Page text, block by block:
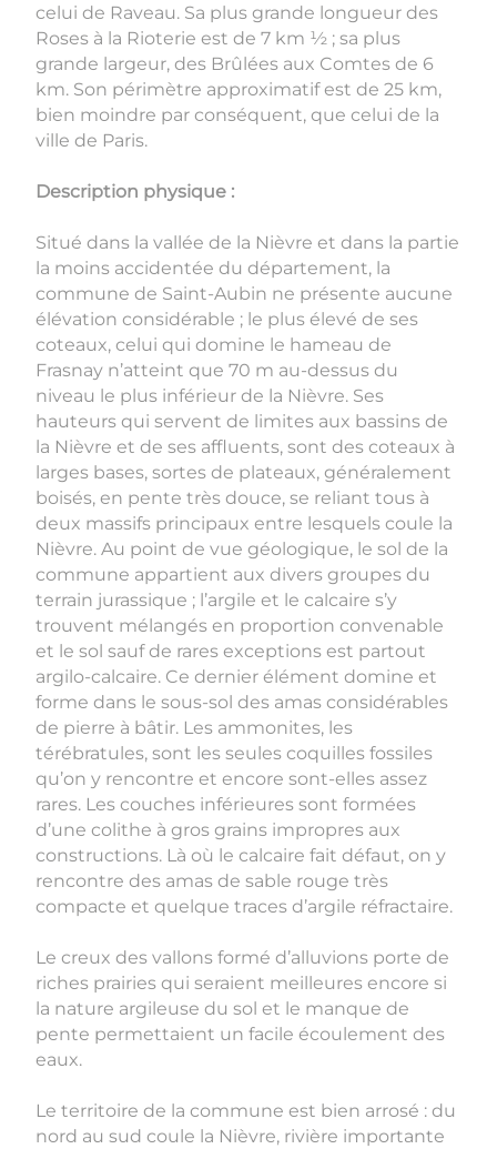
celui de Raveau. Sa plus grande longueur des
Roses à la Rioterie est de 7 km ½ ; sa plus
grande largeur, des Brûlées aux Comtes de 6
km. Son périmètre approximatif est de 25 km,
bien moindre par conséquent, que celui de la
ville de Paris.
Description physique :
Situé dans la vallée de la Nièvre et dans la partie
la moins accidentée du département, la
commune de Saint-Aubin ne présente aucune
élévation considérable ; le plus élevé de ses
coteaux, celui qui domine le hameau de
Frasnay n’atteint que 70 m au-dessus du
niveau le plus inférieur de la Nièvre. Ses
hauteurs qui servent de limites aux bassins de
la Nièvre et de ses affluents, sont des coteaux à
larges bases, sortes de plateaux, généralement
boisés, en pente très douce, se reliant tous à
deux massifs principaux entre lesquels coule la
Nièvre. Au point de vue géologique, le sol de la
commune appartient aux divers groupes du
terrain jurassique ; l’argile et le calcaire s’y
trouvent mélangés en proportion convenable
et le sol sauf de rares exceptions est partout
argilo-calcaire. Ce dernier élément domine et
forme dans le sous-sol des amas considérables
de pierre à bâtir. Les ammonites, les
térébratules, sont les seules coquilles fossiles
qu’on y rencontre et encore sont-elles assez
rares. Les couches inférieures sont formées
d’une colithe à gros grains impropres aux
constructions. Là où le calcaire fait défaut, on y
rencontre des amas de sable rouge très
compacte et quelque traces d’argile réfractaire.
Le creux des vallons formé d’alluvions porte de
riches prairies qui seraient meilleures encore si
la nature argileuse du sol et le manque de
pente permettaient un facile écoulement des
eaux.
Le territoire de la commune est bien arrosé : du
nord au sud coule la Nièvre, rivière importante